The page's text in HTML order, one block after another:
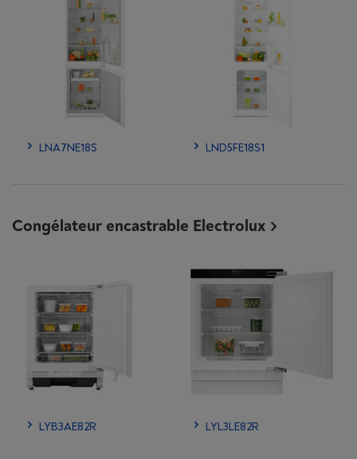
LNA7NE18S LND5FE18S1
Congélateur encastrable Electrolux
LYB3AE82R LYL3LE82R